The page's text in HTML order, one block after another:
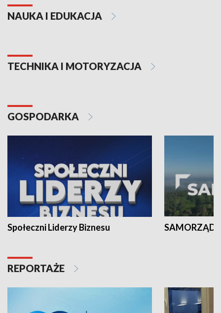
NAUKA I EDUKACJA
TECHNIKA I MOTORYZACJA
GOSPODARKA
Społeczni Liderzy Biznesu SAMORZĄD
REPORTAŻE